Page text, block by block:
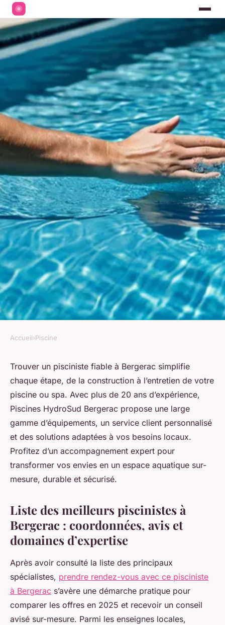
Pisciniste à bergerac : votre
expert en piscines et spas
locaux
Mathis•27 juillet 2025•5 min de lecture
Accueil›Piscine
Trouver un pisciniste fiable à Bergerac simplifie
chaque étape, de la construction à l’entretien de votre
piscine ou spa. Avec plus de 20 ans d’expérience,
Piscines HydroSud Bergerac propose une large
gamme d’équipements, un service client personnalisé
et des solutions adaptées à vos besoins locaux.
Profitez d’un accompagnement expert pour
transformer vos envies en un espace aquatique sur-
mesure, durable et sécurisé.
Liste des meilleurs piscinistes à
Bergerac : coordonnées, avis et
domaines d’expertise
Après avoir consulté la liste des principaux
spécialistes, prendre rendez-vous avec ce pisciniste
à Bergerac s’avère une démarche pratique pour
comparer les offres en 2025 et recevoir un conseil
avisé sur-mesure. Parmi les enseignes locales,